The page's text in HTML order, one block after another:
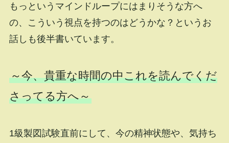
もっというマインドループにはまりそうな方へ
の、こういう視点を持つのはどうかな？というお
話しも後半書いています。
～今、貴重な時間の中これを読んでくだ
さってる方へ～
1級製図試験直前にして、今の精神状態や、気持ち